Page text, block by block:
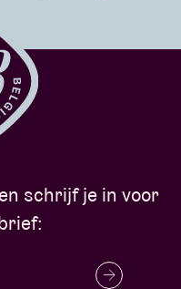
schrijf je in voor